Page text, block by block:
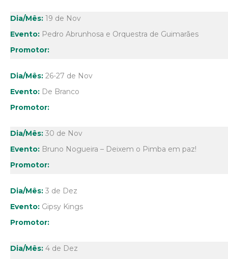
19 de Nov
Pedro Abrunhosa e Orquestra de Guimarães
26-27 de Nov
De Branco
30 de Nov
Bruno Nogueira – Deixem o Pimba em paz!
3 de Dez
Gipsy Kings
4 de Dez